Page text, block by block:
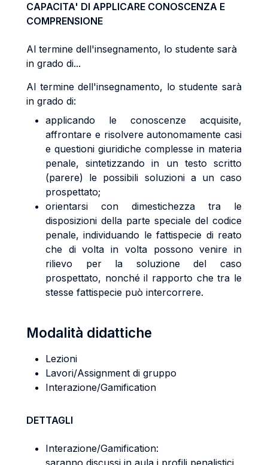
CAPACITA' DI APPLICARE CONOSCENZA E
COMPRENSIONE
Al termine dell'insegnamento, lo studente sarà
in grado di...
Al termine dell'insegnamento, lo studente sarà
in grado di:
applicando le conoscenze acquisite,
affrontare e risolvere autonomamente casi
e questioni giuridiche complesse in materia
penale, sintetizzando in un testo scritto
(parere) le possibili soluzioni a un caso
prospettato;
orientarsi con dimestichezza tra le
disposizioni della parte speciale del codice
penale, individuando le fattispecie di reato
che di volta in volta possono venire in
rilievo per la soluzione del caso
prospettato, nonché il rapporto che tra le
stesse fattispecie può intercorrere.
Modalità didattiche
Lezioni
Lavori/Assignment di gruppo
Interazione/Gamification
DETTAGLI
Interazione/Gamification:
saranno discussi in aula i profili penalistici